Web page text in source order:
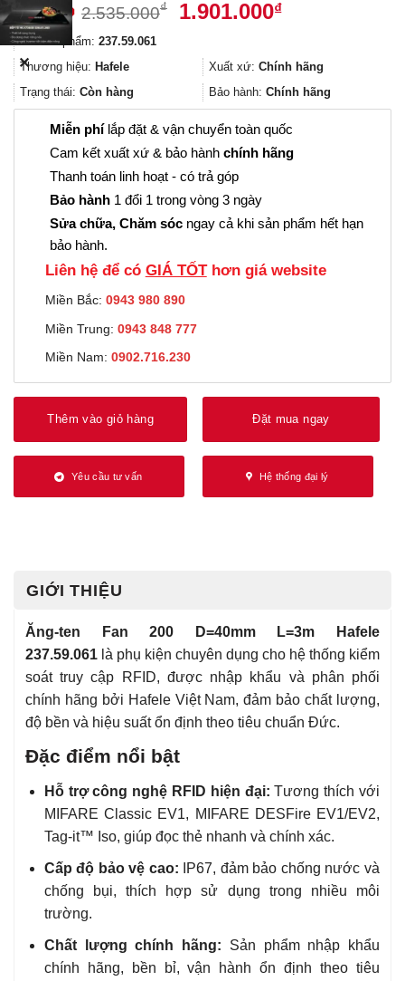
2.535.000₫
Giá
2.535.000₫.
1.901.000₫Giá
là:
1.901.000₫.
Mã sản phẩm: 237.59.061
Thương hiệu: Hafele Xuất xứ: Chính hãng
Trạng thái: Còn hàng Bảo hành: Chính hãng
Miễn phílắp đặt & vận chuyển toàn quốc
Cam kết xuất xứ & bảo hành chính hãng
Thanh toán linh hoạt - có trả góp
Bảo hành 1 đổi 1 trong vòng 3 ngày
Sửa chữa, Chăm sóc ngay cả khi sản phẩm hết hạn
bảo hành.
Liên hệ để có GIÁ TỐThơn giá website
Miền Bắc: 0943 980 890
Miền Trung: 0943 848 777
Miền Nam: 0902.716.230
Thêm vào giỏ hàng Đặt mua ngay
Yêu cầu tư vấn Hệ thống đại lý
GIỚI THIỆU
Ăng-ten Fan 200 D=40mm L=3m Hafele
237.59.061 là phụ kiện chuyên dụng cho hệ thống kiểm
soát truy cập RFID, được nhập khẩu và phân phối
chính hãng bởi Hafele Việt Nam, đảm bảo chất lượng,
độ bền và hiệu suất ổn định theo tiêu chuẩn Đức.
Đặc điểm nổi bật
Hỗ trợ công nghệ RFID hiện đại: Tương thích với
MIFARE Classic EV1, MIFARE DESFire EV1/EV2,
Tag-it™ Iso, giúp đọc thẻ nhanh và chính xác.
Cấp độ bảo vệ cao: IP67, đảm bảo chống nước và
chống bụi, thích hợp sử dụng trong nhiều môi
trường.
Chất lượng chính hãng: Sản phẩm nhập khẩu
chính hãng, bền bỉ, vận hành ổn định theo tiêu
✕